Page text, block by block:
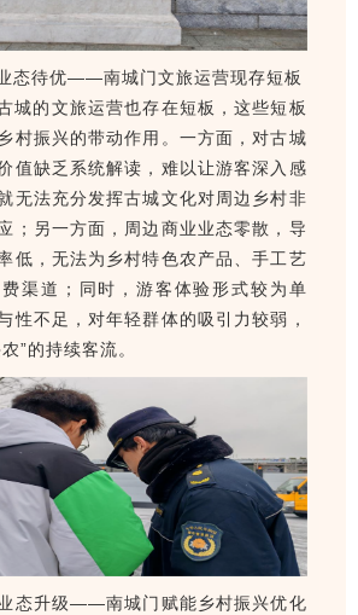
态待优——南城门文旅运营现存短板
城的文旅运营也存在短板，这些短板
村振兴的带动作用。一方面，对古城
值缺乏系统解读，难以让游客深入感
无法充分发挥古城文化对周边乡村非
；另一方面，周边商业业态零散，导
低，无法为乡村特色农产品、手工艺
渠道；同时，游客体验形式较为单
性不足，对年轻群体的吸引力较弱，
”的持续客流。
态升级——南城门赋能乡村振兴优化